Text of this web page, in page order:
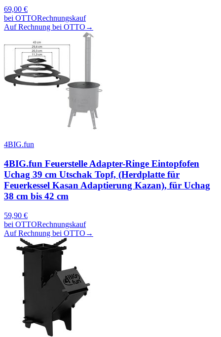
69,00 €
bei OTTORechnungskauf
Auf Rechnung bei OTTO →
4BIG.fun
4BIG.fun Feuerstelle Adapter-Ringe Eintopfofen
Uchag 39 cm Utschak Topf, (Herdplatte für
Feuerkessel Kasan Adaptierung Kazan), für Uchag
38 cm bis 42 cm
59,90 €
bei OTTORechnungskauf
Auf Rechnung bei OTTO →